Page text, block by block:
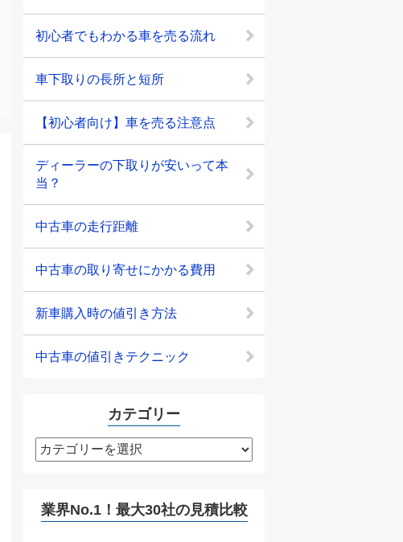
初心者でもわかる車を売る流れ
車下取りの長所と短所
【初心者向け】車を売る注意点
ディーラーの下取りが安いって本
当？
中古車の走行距離
中古車の取り寄せにかかる費用
新車購入時の値引き方法
中古車の値引きテクニック
カテゴリー
カ
テ
リ
ー
業界No.1！最大30社の見積比較